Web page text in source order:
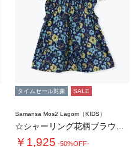
タイムセール対象 SALE
Samansa Mos2 Lagom（KIDS）
￥1,925 -50%OFF-